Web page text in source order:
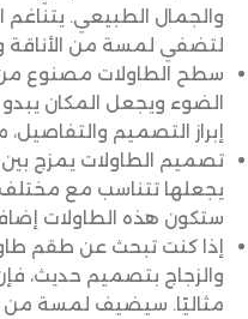
والجمال الطبيعي.
لتضفي لمسة من الأناقة
سطح الطاولات مصنوع من
الضوء ويجعل المكان يبدو
إبراز التصميم
تصميم الطاولات يمزج
يجعلها تتناسب مع مختلف
ستكون هذه الطاولات
إذا كنت تبحث عن طقم
والزجاج بتصميم حديث،
مثاليًا. سيضيف لمسة من